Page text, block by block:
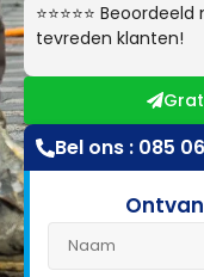
⭐⭐⭐⭐⭐
tevreden klanten!
Bel ons : 085